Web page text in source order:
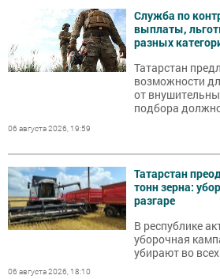
крестьянский
полевых работ
Служба по
выплаты,
разных
Татарстан
возможности
от
подбора
личных
поддержки
также как
студентам и
06 августа 2026, 19:59
Татарстан
тонн зерна:
разгаре
В республике
уборочная
убирают во
06 августа 2026, 18:10